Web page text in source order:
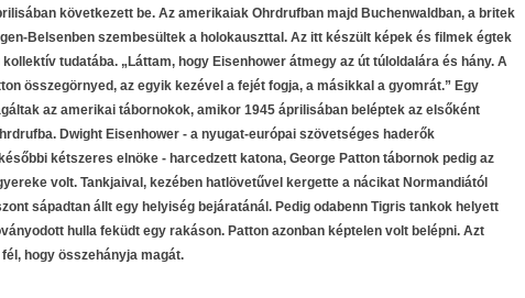
következett be. Az amerikaiak Ohrdrufban majd Buchenwaldban, a britek
Belsenben szembesültek a holokauszttal. Az itt készült képek és filmek égtek
tudatába. „Láttam, hogy Eisenhower átmegy az út túloldalára és hány. A
összegörnyed, az egyik kezével a fejét fogja, a másikkal a gyomrát.” Egy
az amerikai tábornokok, amikor 1945 áprilisában beléptek az elsőként
Dwight Eisenhower - a nyugat-európai szövetséges haderők
kétszeres elnöke - harcedzett katona, George Patton tábornok pedig az
volt. Tankjaival, kezében hatlövetűvel kergette a nácikat Normandiától
sápadtan állt egy helyiség bejáratánál. Pedig odabenn Tigris tankok helyett
hulla feküdt egy rakáson. Patton azonban képtelen volt belépni. Azt
hogy összehányja magát.